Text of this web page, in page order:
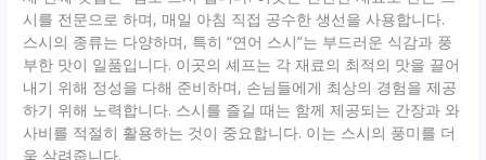
시를 전문으로 하며, 매일 아침 직접 공수한 생선을 사용합니다.
스시의 종류는 다양하며, 특히 “연어 스시”는 부드러운 식감과 풍
부한 맛이 일품입니다. 이곳의 셰프는 각 재료의 최적의 맛을 끌어
내기 위해 정성을 다해 준비하며, 손님들에게 최상의 경험을 제공
하기 위해 노력합니다. 스시를 즐길 때는 함께 제공되는 간장과 와
사비를 적절히 활용하는 것이 중요합니다. 이는 스시의 풍미를 더
욱 살려줍니다.